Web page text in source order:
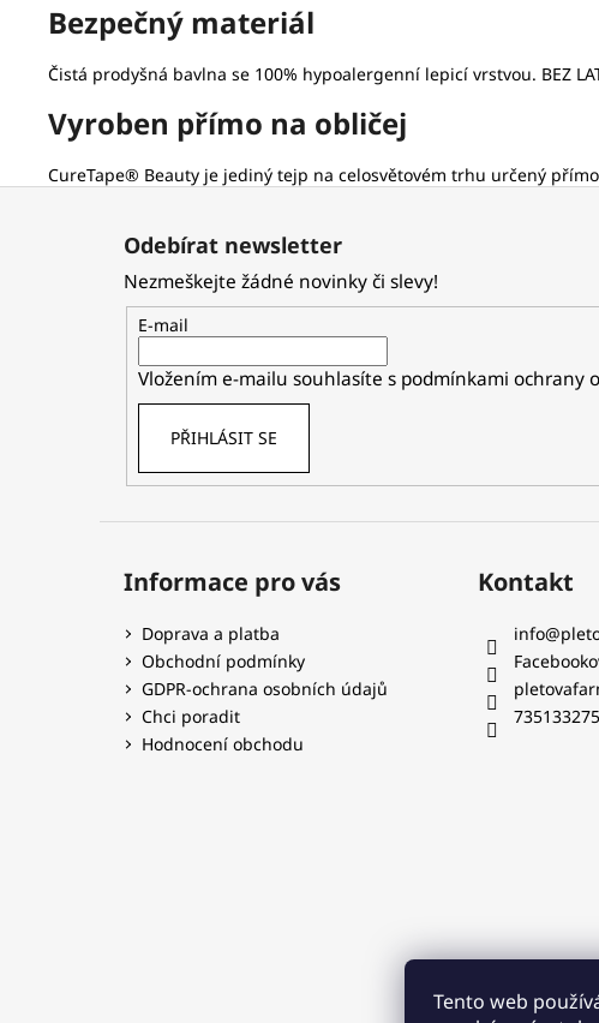
Tento web
Bezpečný materiál
Čistá prodyšná bavlna se 100% hypoalergenní lepicí vrstvou. BEZ
Vyroben přímo na obličej
CureTape® Beauty je jediný tejp na celosvětovém trhu určený
Z
Odebírat newsletter
Nezmeškejte žádné novinky či slevy!
E-mail
Vložením e-mailu souhlasíte s podmínkami ochrany
PŘIHLÁSIT SE
Informace pro vás
Doprava a platba
Obchodní podmínky
GDPR-ochrana osobních údajů
Chci poradit
Hodnocení obchodu
Kontakt
info@
735133275